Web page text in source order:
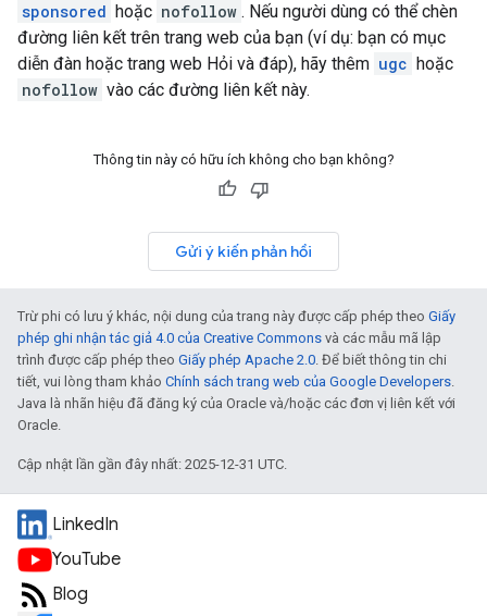
sponsored hoặc nofollow . Nếu người dùng có thể chèn
đường liên kết trên trang web của bạn (ví dụ: bạn có mục
diễn đàn hoặc trang web Hỏi và đáp), hãy thêm ugc hoặc
nofollow vào các đường liên kết này.
Thông tin này có hữu ích không cho bạn không?
Gửi ý kiến phản hồi
Trừ phi có lưu ý khác, nội dung của trang này được cấp phép theo Giấy
phép ghi nhận tác giả 4.0 của Creative Commons và các mẫu mã lập
trình được cấp phép theo Giấy phép Apache 2.0. Để biết thông tin chi
tiết, vui lòng tham khảo Chính sách trang web của Google Developers.
Java là nhãn hiệu đã đăng ký của Oracle và/hoặc các đơn vị liên kết với
Oracle.
Cập nhật lần gần đây nhất: 2025-12-31 UTC.
LinkedIn
YouTube
Blog